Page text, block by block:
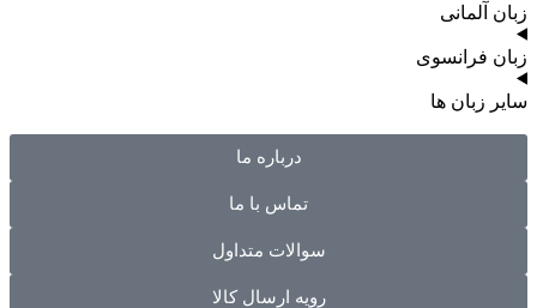
زبان آلمانی
زبان فرانسوی
سایر زبان ها
درباره ما
تماس با ما
سوالات متداول
رویه ارسال کالا